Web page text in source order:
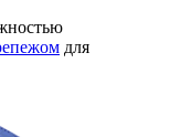
для